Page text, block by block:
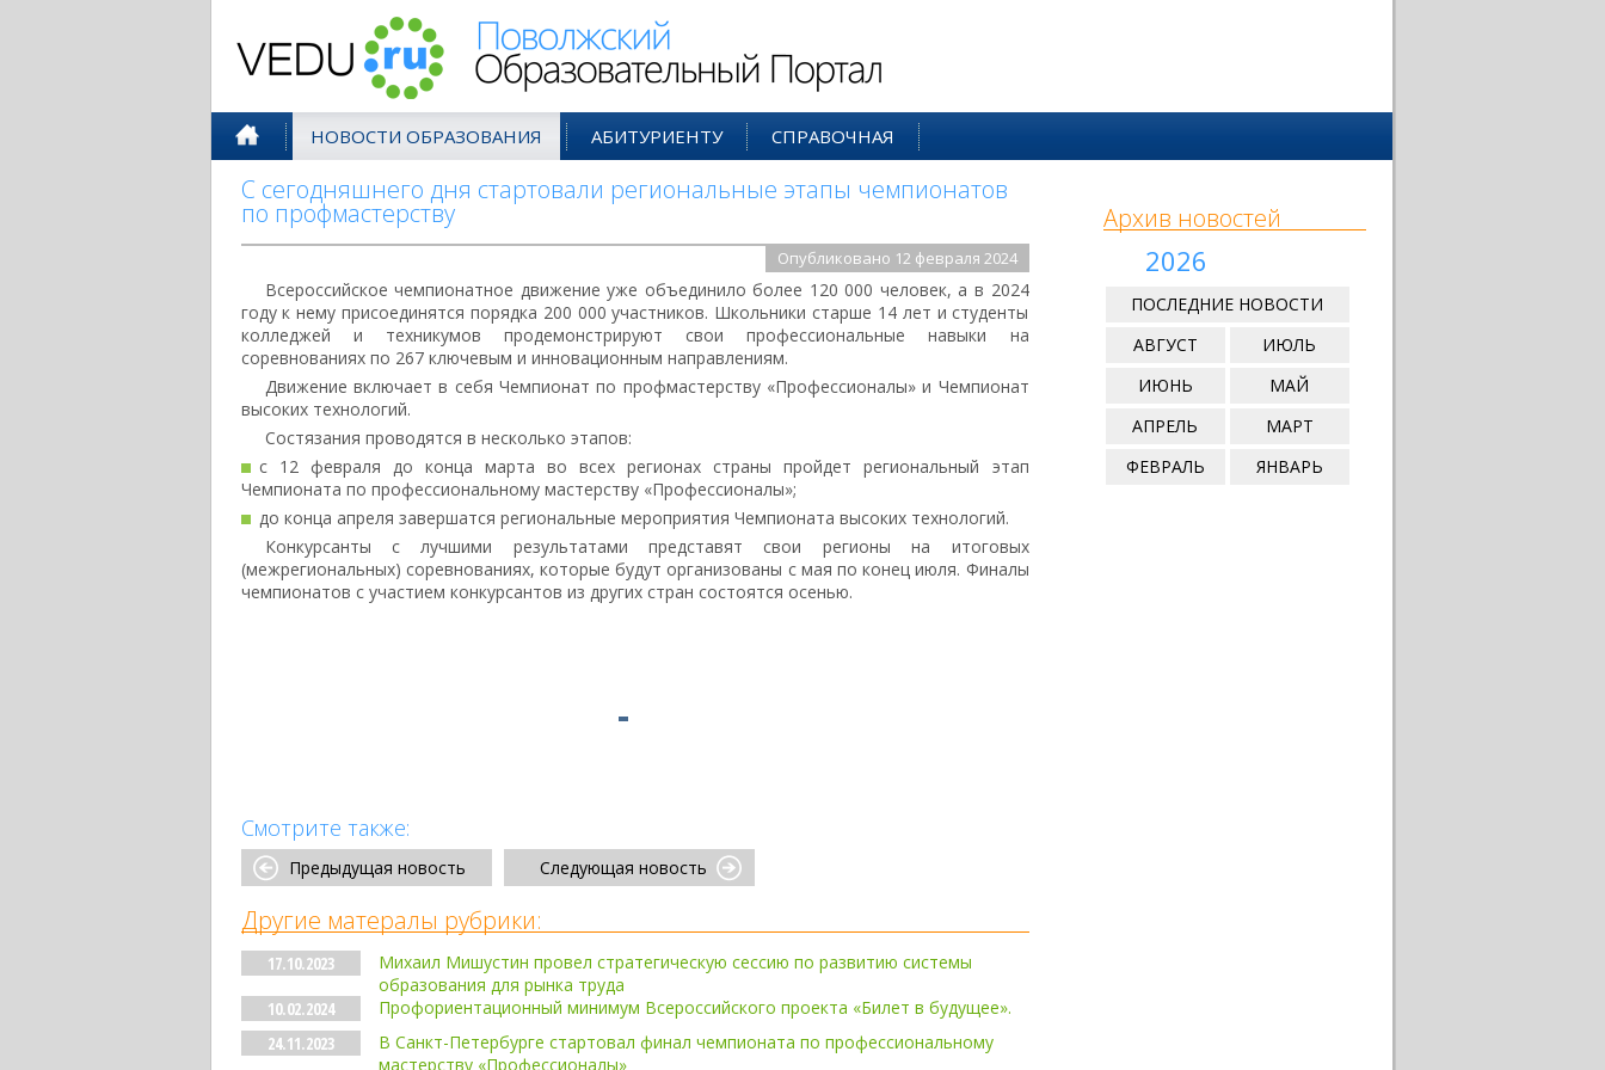
НОВОСТИ ОБРАЗОВАНИЯ АБИТУРИЕНТУ СПРАВОЧНАЯ
С сегодняшнего дня стартовали региональные этапы чемпионатов
по профмастерству
Опубликовано 12 февраля 2024
Всероссийское чемпионатное движение уже объединило более 120 000 человек, а в 2024
году к нему присоединятся порядка 200 000 участников. Школьники старше 14 лет и студенты
колледжей и техникумов продемонстрируют свои профессиональные навыки на
соревнованиях по 267 ключевым и инновационным направлениям.
Движение включает в себя Чемпионат по профмастерству «Профессионалы» и Чемпионат
высоких технологий.
Состязания проводятся в несколько этапов:
с 12 февраля до конца марта во всех регионах страны пройдет региональный этап
Чемпионата по профессиональному мастерству «Профессионалы»;
до конца апреля завершатся региональные мероприятия Чемпионата высоких технологий.
Конкурсанты с лучшими результатами представят свои регионы на итоговых
(межрегиональных) соревнованиях, которые будут организованы с мая по конец июля. Финалы
чемпионатов с участием конкурсантов из других стран состоятся осенью.
Смотрите также:
Предыдущая новость Следующая новость
Другие матералы рубрики:
17.10.2023
Михаил Мишустин провел стратегическую сессию по развитию системы
образования для рынка труда
10.02.2024
Профориентационный минимум Всероссийского проекта «Билет в будущее».
24.11.2023
В Санкт-Петербурге стартовал финал чемпионата по профессиональному
мастерству «Профессионалы»
Архив новостей
2026
ПОСЛЕДНИЕ НОВОСТИ
АВГУСТ
ИЮЛЬ
ИЮНЬ
МАЙ
АПРЕЛЬ
МАРТ
ФЕВРАЛЬ
ЯНВАРЬ